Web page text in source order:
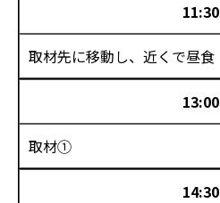
11:30
取材先に移動し、近くで昼食
13:00
取材①
14:30